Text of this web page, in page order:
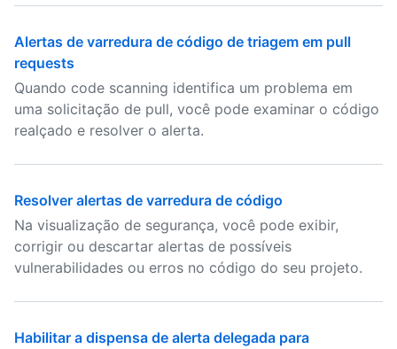
Alertas de varredura de código de triagem em pull
requests
Quando code scanning identifica um problema em
uma solicitação de pull, você pode examinar o código
realçado e resolver o alerta.
Resolver alertas de varredura de código
Na visualização de segurança, você pode exibir,
corrigir ou descartar alertas de possíveis
vulnerabilidades ou erros no código do seu projeto.
Habilitar a dispensa de alerta delegada para